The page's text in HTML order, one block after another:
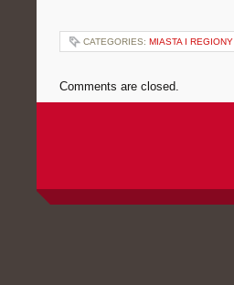
CATEGORIES: MIASTA I REGIONY
Comments are closed.